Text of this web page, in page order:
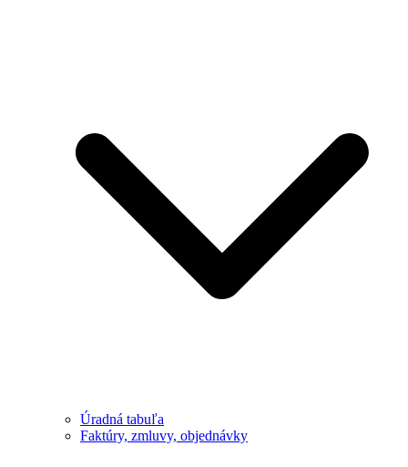
Úradná tabuľa
Faktúry, zmluvy, objednávky